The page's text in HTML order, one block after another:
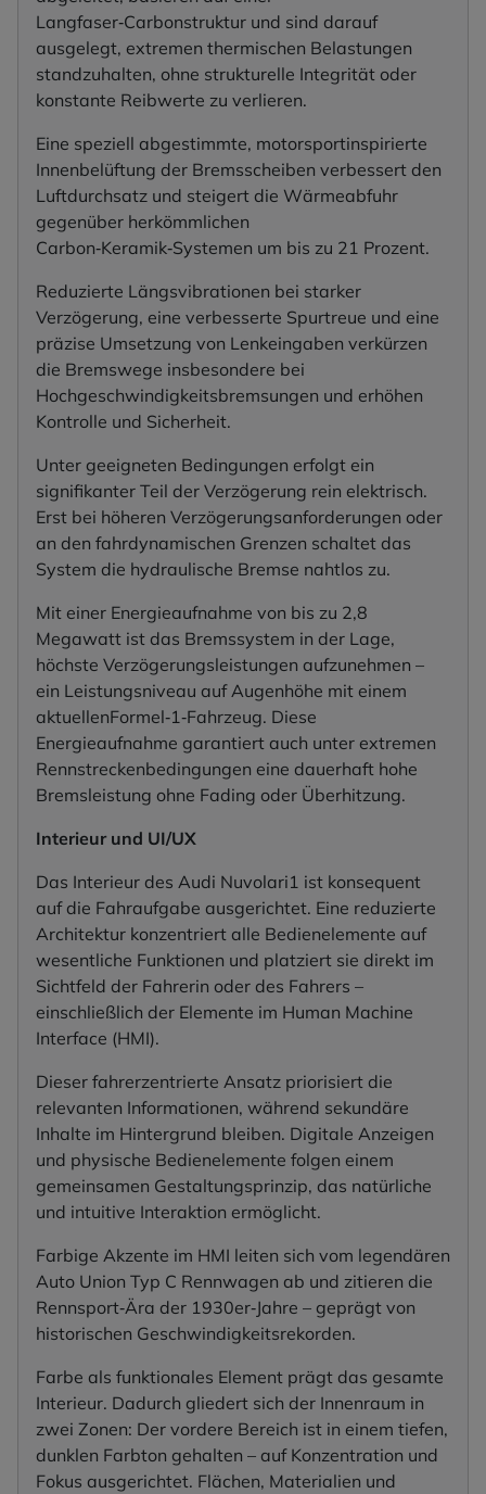
Langfaser‑Carbonstruktur und sind darauf
ausgelegt, extremen thermischen Belastungen
standzuhalten, ohne strukturelle Integrität oder
konstante Reibwerte zu verlieren.
Eine speziell abgestimmte, motorsportinspirierte
Innenbelüftung der Bremsscheiben verbessert den
Luftdurchsatz und steigert die Wärmeabfuhr
gegenüber herkömmlichen
Carbon‑Keramik‑Systemen um bis zu 21 Prozent.
Reduzierte Längsvibrationen bei starker
Verzögerung, eine verbesserte Spurtreue und eine
präzise Umsetzung von Lenkeingaben verkürzen
die Bremswege insbesondere bei
Hochgeschwindigkeitsbremsungen und erhöhen
Kontrolle und Sicherheit.
Unter geeigneten Bedingungen erfolgt ein
signifikanter Teil der Verzögerung rein elektrisch.
Erst bei höheren Verzögerungsanforderungen oder
an den fahrdynamischen Grenzen schaltet das
System die hydraulische Bremse nahtlos zu.
Mit einer Energieaufnahme von bis zu 2,8
Megawatt ist das Bremssystem in der Lage,
höchste Verzögerungsleistungen aufzunehmen –
ein Leistungsniveau auf Augenhöhe mit einem
aktuellenFormel‑1‑Fahrzeug. Diese
Energieaufnahme garantiert auch unter extremen
Rennstreckenbedingungen eine dauerhaft hohe
Bremsleistung ohne Fading oder Überhitzung.
Interieur und UI/UX
Das Interieur des Audi Nuvolari1 ist konsequent
auf die Fahraufgabe ausgerichtet. Eine reduzierte
Architektur konzentriert alle Bedienelemente auf
wesentliche Funktionen und platziert sie direkt im
Sichtfeld der Fahrerin oder des Fahrers –
einschließlich der Elemente im Human Machine
Interface (HMI).
Dieser fahrerzentrierte Ansatz priorisiert die
relevanten Informationen, während sekundäre
Inhalte im Hintergrund bleiben. Digitale Anzeigen
und physische Bedienelemente folgen einem
gemeinsamen Gestaltungsprinzip, das natürliche
und intuitive Interaktion ermöglicht.
Farbige Akzente im HMI leiten sich vom legendären
Auto Union Typ C Rennwagen ab und zitieren die
Rennsport‑Ära der 1930er‑Jahre – geprägt von
historischen Geschwindigkeitsrekorden.
Farbe als funktionales Element prägt das gesamte
Interieur. Dadurch gliedert sich der Innenraum in
zwei Zonen: Der vordere Bereich ist in einem tiefen,
dunklen Farbton gehalten – auf Konzentration und
Fokus ausgerichtet. Flächen, Materialien und